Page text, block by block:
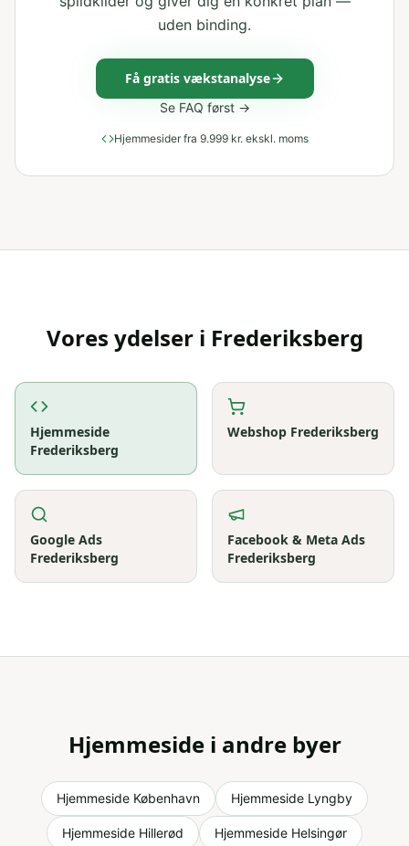
uden binding.
Få gratis vækstanalyse
Se FAQ først →
Hjemmesider fra 9.999 kr. ekskl. moms
Vores ydelser i Frederiksberg
Hjemmeside
Frederiksberg
Webshop Frederiksberg
Google Ads
Frederiksberg
Facebook & Meta Ads
Frederiksberg
Hjemmesidei andre byer
Hjemmeside København Hjemmeside Lyngby
Hjemmeside Hillerød Hjemmeside Helsingør